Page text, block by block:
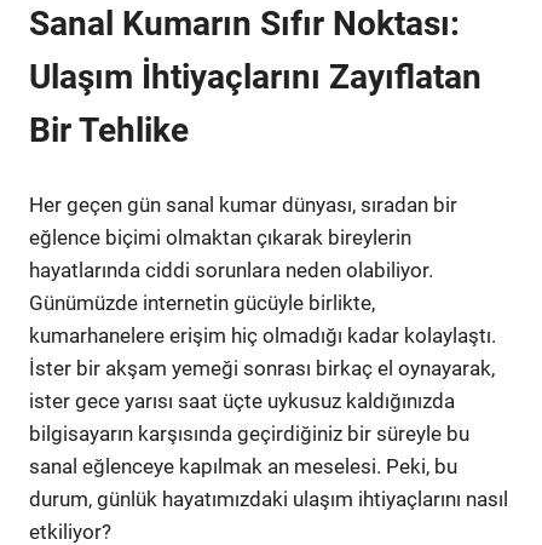
Sanal Kumarın Sıfır Noktası:
Ulaşım İhtiyaçlarını Zayıflatan
Bir Tehlike
Her geçen gün sanal kumar dünyası, sıradan bir
eğlence biçimi olmaktan çıkarak bireylerin
hayatlarında ciddi sorunlara neden olabiliyor.
Günümüzde internetin gücüyle birlikte,
kumarhanelere erişim hiç olmadığı kadar kolaylaştı.
İster bir akşam yemeği sonrası birkaç el oynayarak,
ister gece yarısı saat üçte uykusuz kaldığınızda
bilgisayarın karşısında geçirdiğiniz bir süreyle bu
sanal eğlenceye kapılmak an meselesi. Peki, bu
durum, günlük hayatımızdaki ulaşım ihtiyaçlarını nasıl
etkiliyor?